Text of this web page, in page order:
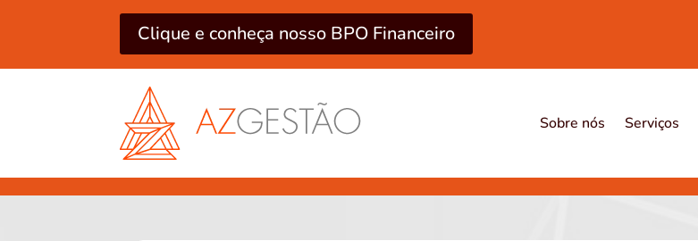
Clique e conheça nosso BPO Financeiro
Sobre nós Serviços